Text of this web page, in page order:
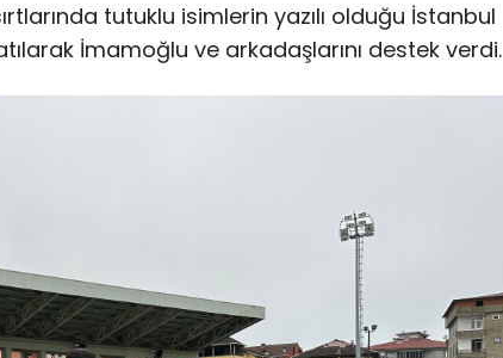
tutuklu isimlerin yazılı olduğu İstanbul
İmamoğlu ve arkadaşlarını destek verdi.